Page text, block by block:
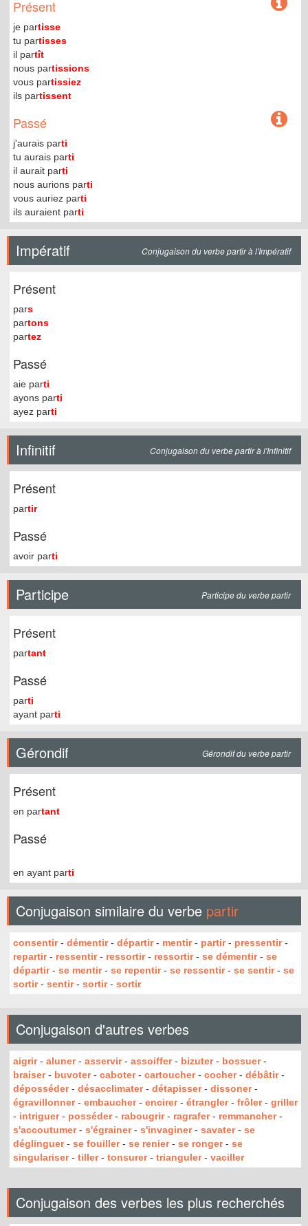
Présent
je partisse
tu partisses
il partît
nous partissions
vous partissiez
ils partissent
Passé
j'aurais parti
tu aurais parti
il aurait parti
nous aurions parti
vous auriez parti
ils auraient parti
Impératif Conjugaison du verbe partir à l'Impératif
Présent
pars
partons
partez
Passé
aie parti
ayons parti
ayez parti
Infinitif Conjugaison du verbe partir à l'Infinitif
Présent
partir
Passé
avoir parti
Participe Participe du verbe partir
Présent
partant
Passé
parti
ayant parti
Gérondif Gérondif du verbe partir
Présent
en partant
Passé
en ayant parti
Conjugaison similaire du verbe partir
consentir- démentir- départir- mentir- partir- pressentir-
repartir- ressentir- ressortir- ressortir- se démentir- se
départir- se mentir- se repentir- se ressentir- se sentir- se
sortir- sentir- sortir- sortir
Conjugaison d'autres verbes
aigrir- aluner- asservir- assoiffer- bizuter- bossuer-
braiser- buvoter- caboter- cartoucher- cocher- débâtir-
déposséder- désacclimater- détapisser- dissoner-
égravillonner- embaucher- encirer- étrangler- frôler- griller
- intriguer- posséder- rabougrir- ragrafer- remmancher-
s'accoutumer- s'égrainer- s'invaginer- savater- se
déglinguer- se fouiller- se renier- se ronger- se
singulariser- tiller- tonsurer- trianguler- vaciller
Conjugaison des verbes les plus recherchés